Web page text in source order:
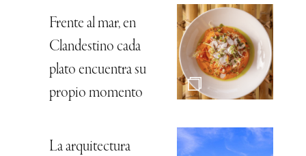
Frente al mar, en
Clandestino cada
plato encuentra su
propio momento
La arquitectura